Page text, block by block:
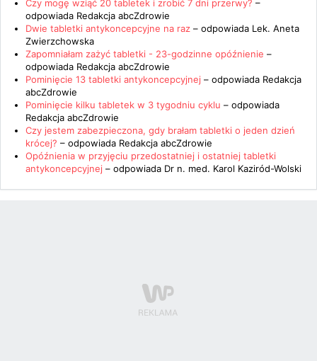
Czy mogę wziąć 20 tabletek i zrobić 7 dni przerwy? –
odpowiada Redakcja abcZdrowie
Dwie tabletki antykoncepcyjne na raz – odpowiada Lek. Aneta
Zwierzchowska
Zapomniałam zażyć tabletki - 23-godzinne opóźnienie –
odpowiada Redakcja abcZdrowie
Pominięcie 13 tabletki antykoncepcyjnej – odpowiada Redakcja
abcZdrowie
Pominięcie kilku tabletek w 3 tygodniu cyklu – odpowiada
Redakcja abcZdrowie
Czy jestem zabezpieczona, gdy brałam tabletki o jeden dzień
krócej? – odpowiada Redakcja abcZdrowie
Opóźnienia w przyjęciu przedostatniej i ostatniej tabletki
antykoncepcyjnej – odpowiada Dr n. med. Karol Kaziród-Wolski